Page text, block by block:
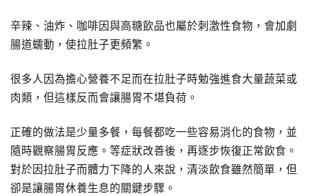
辛辣、油炸、咖啡因與高糖飲品也屬於刺激性食物，會加劇
腸道蠕動，使拉肚子更頻繁。
很多人因為擔心營養不足而在拉肚子時勉強進食大量蔬菜或
肉類，但這樣反而會讓腸胃不堪負荷。
正確的做法是少量多餐，每餐都吃一些容易消化的食物，並
隨時觀察腸胃反應。等症狀改善後，再逐步恢復正常飲食。
對於因拉肚子而體力下降的人來說，清淡飲食雖然簡單，但
卻是讓腸胃休養生息的關鍵步驟。